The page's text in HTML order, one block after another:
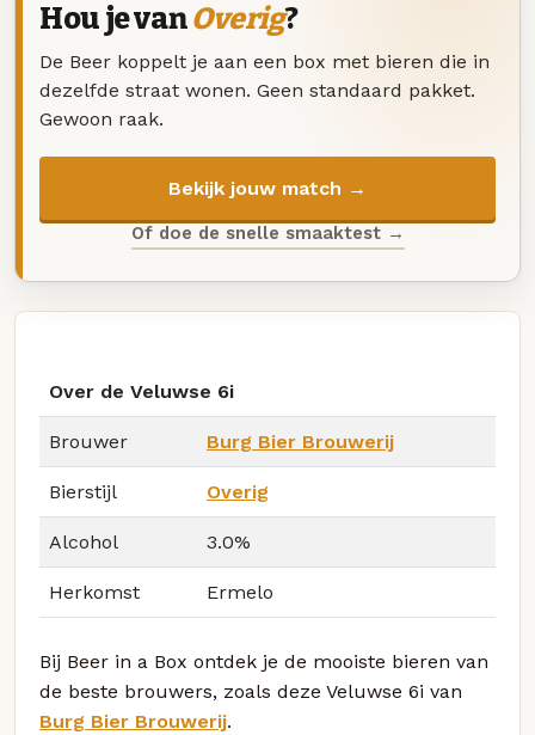
Hou je vanOverig?
De Beer koppelt je aan een box met bieren die in
dezelfde straat wonen. Geen standaard pakket.
Gewoon raak.
Bekijk jouw match →
Of doe de snelle smaaktest →
Over de Veluwse 6i
Brouwer Burg Bier Brouwerij
Bierstijl Overig
Alcohol 3.0%
Herkomst Ermelo
Bij Beer in a Box ontdek je de mooiste bieren van
de beste brouwers, zoals deze Veluwse 6i van
Burg Bier Brouwerij.